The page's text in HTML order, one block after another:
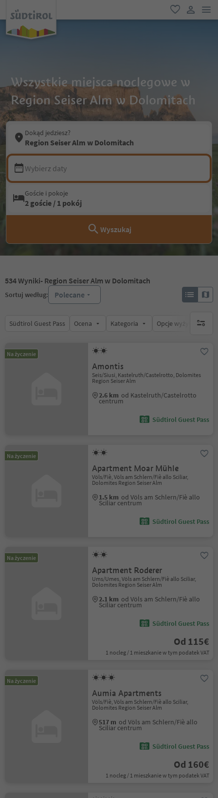
ulubione
link
Wszystkie miejsca noclegowe w
Region Seiser Alm w Dolomitach
Dokąd jedziesz?
Region Seiser Alm w Dolomitach
Wybierz daty
Goście i pokoje
2 goście / 1 pokój
Wyszukaj
534Wyniki- Region Seiser Alm w Dolomitach
Sortuj według: Polecane
Südtirol Guest Pass Ocena Kategoria Opcje wyżywieniabrak
Na życzenie
Amontis
Seis/Siusi, Kastelruth/Castelrotto, Dolomites
Region Seiser Alm
2.6 km od Kastelruth/Castelrotto
centrum
Südtirol Guest Pass
Na życzenie
Apartment Moar Mühle
Völs/Fiè, Völs am Schlern/Fiè allo Sciliar,
Dolomites Region Seiser Alm
1.5 km od Völs am Schlern/Fiè allo
Sciliar centrum
Südtirol Guest Pass
Na życzenie
Apartment Roderer
Ums/Umes, Völs am Schlern/Fiè allo Sciliar,
Dolomites Region Seiser Alm
2.1 km od Völs am Schlern/Fiè allo
Sciliar centrum
Südtirol Guest Pass
Od 115€
1 nocleg / 1 mieszkanie w tym podatek VAT
Na życzenie
Aumia Apartments
Völs/Fiè, Völs am Schlern/Fiè allo Sciliar,
Dolomites Region Seiser Alm
517 m od Völs am Schlern/Fiè allo
Sciliar centrum
Südtirol Guest Pass
Od 160€
1 nocleg / 1 mieszkanie w tym podatek VAT